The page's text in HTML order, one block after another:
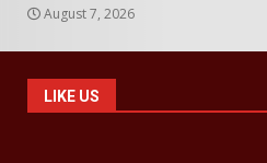
August 7, 2026
LIKE US